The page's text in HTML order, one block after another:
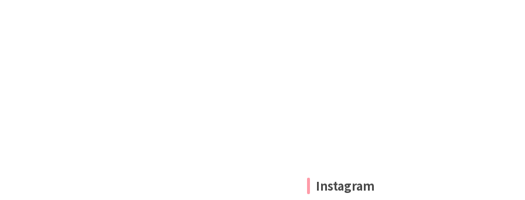
Instagram